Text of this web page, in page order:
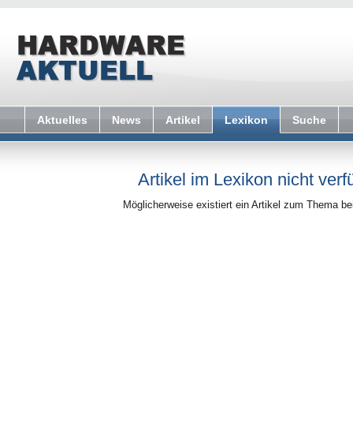
Aktuelles News Artikel Lexikon Suche
Artikel im Lexikon nicht
Möglicherweise existiert ein Artikel zum Thema